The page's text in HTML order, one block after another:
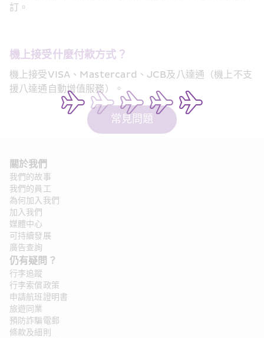
訂。
機上接受什麼付款方式？
機上接受VISA、Mastercard、JCB及八達通（機上不支
援八達通自動增值服務）。
常見問題
關於我們
我們的故事
我們的員工
為何加入我們
加入我們
媒體中心
可持續發展
廣告查詢
仍有疑問？
行李追蹤
行李索償政策
申請航班證明書
旅遊同業
預防詐騙電郵
條款及細則